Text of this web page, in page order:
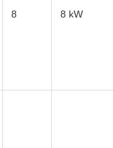
8 8 kW